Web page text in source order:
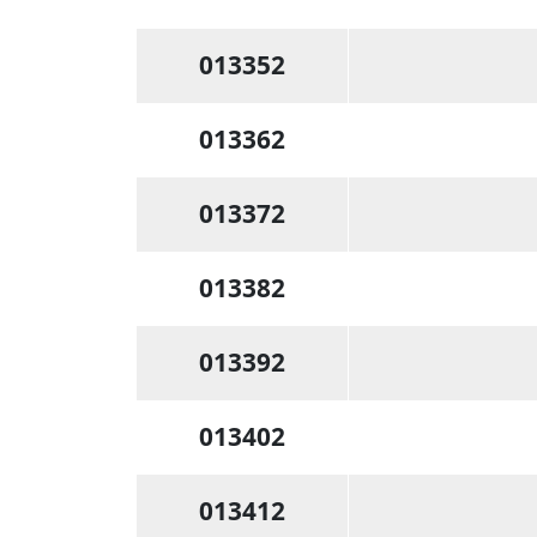
013352
013362
013372
013382
013392
013402
013412